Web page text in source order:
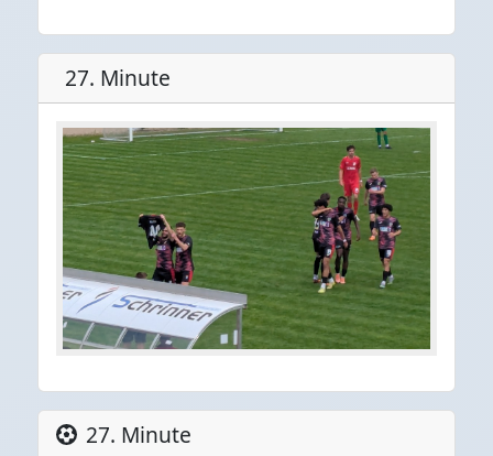
27. Minute
27. Minute